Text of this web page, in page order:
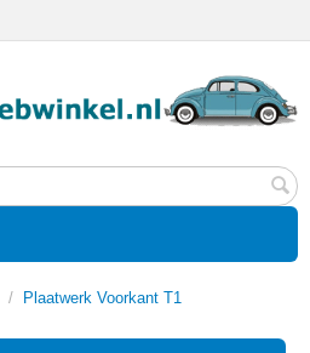
/ Plaatwerk Voorkant T1